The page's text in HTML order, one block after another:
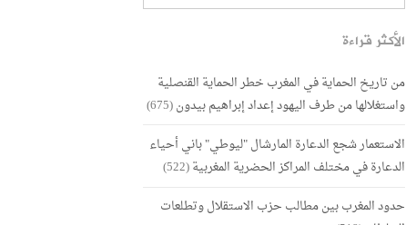
الأكثر قراءة
من تاريخ الحماية في المغرب خطر الحماية القنصلية
واستغلالها من طرف اليهود إعداد إبراهيم بيدون(675)
الاستعمار شجع الدعارة المارشال "ليوطي" باني أحياء
الدعارة في مختلف المراكز الحضرية المغربية(522)
حدود المغرب بين مطالب حزب الاستقلال وتطلعات